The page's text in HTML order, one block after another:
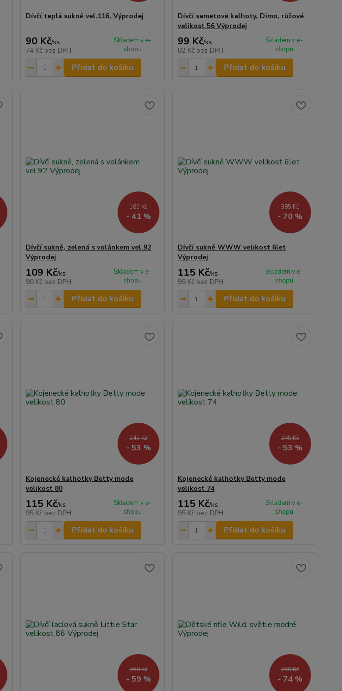
Dívčí teplá sukně vel.116, Výprodej
90 Kč/ks
74 Kč bez DPH
Skladem v e-
shopu
Přidat do košíku
Dívčí sametové kalhoty, Dimo, růžové
velikost 56 Výprodej
99 Kč/ks
82 Kč bez DPH
Skladem v e-
shopu
Přidat do košíku
185 Kč
- 41 %
Dívčí sukně, zelená s volánkem vel.92
Výprodej
109 Kč/ks
90 Kč bez DPH
Skladem v e-
shopu
Přidat do košíku
385 Kč
- 70 %
Dívčí sukně WWW velikost 6let
Výprodej
115 Kč/ks
95 Kč bez DPH
Skladem v e-
shopu
Přidat do košíku
245 Kč
- 53 %
Kojenecké kalhotky Betty mode
velikost 80
115 Kč/ks
95 Kč bez DPH
Skladem v e-
shopu
Přidat do košíku
245 Kč
- 53 %
Kojenecké kalhotky Betty mode
velikost 74
115 Kč/ks
95 Kč bez DPH
Skladem v e-
shopu
Přidat do košíku
360 Kč
- 59 %
759 Kč
- 74 %